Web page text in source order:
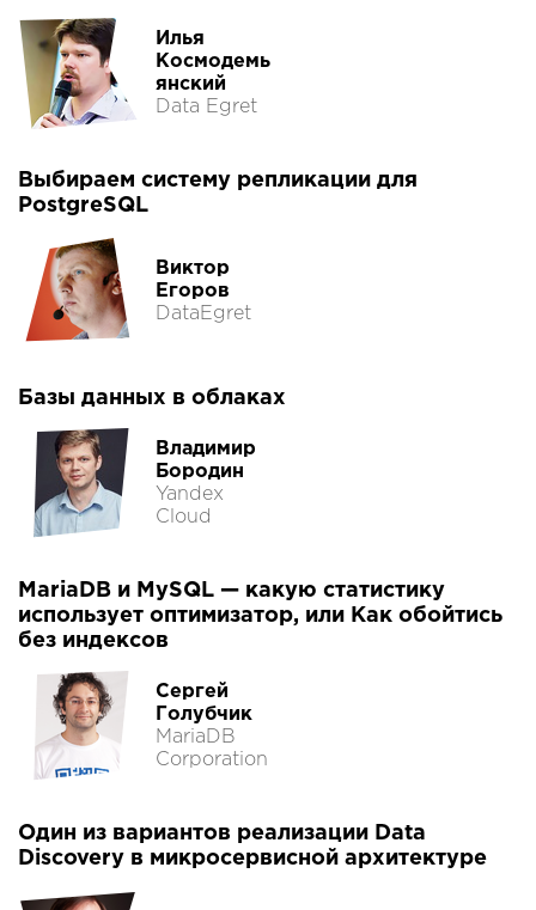
Илья
Космодемь
янский
Data Egret
Выбираем систему репликации для
PostgreSQL
Виктор
Егоров
DataEgret
Базы данных в облаках
Владимир
Бородин
Yandex
Cloud
MariaDB и MySQL — какую статистику
использует оптимизатор, или Как обойтись
без индексов
Сергей
Голубчик
MariaDB
Corporation
Один из вариантов реализации Data
Discovery в микросервисной архитектуре